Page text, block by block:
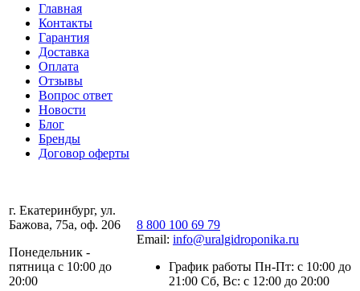
Главная
Контакты
Гарантия
Доставка
Оплата
Отзывы
Вопрос ответ
Новости
Блог
Бренды
Договор оферты
г. Екатеринбург, ул.
Бажова, 75а, оф. 206
Понедельник -
пятница с 10:00 до
20:00
8 800 100 69 79
Email: info@uralgidroponika.ru
График работы Пн-Пт: с 10:00 до
21:00 Сб, Вс: с 12:00 до 20:00